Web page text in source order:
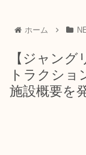
ホーム
【ジャング
トラクショ
施設概要を